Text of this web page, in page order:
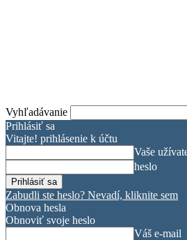
Vyhľadávanie
Prihlásiť sa
Vitajte! prihlásenie k účtu
Vaše
heslo
Zabudli ste heslo? Nevadí, kliknite sem
Obnova hesla
Obnoviť svoje heslo
Váš e-mail